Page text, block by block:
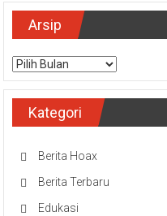
Arsip
Arsip
Kategori
Berita Hoax
Berita Terbaru
Edukasi